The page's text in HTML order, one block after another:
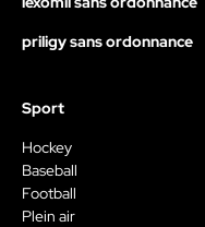
priligy sans ordonnance
Sport
Hockey
Baseball
Football
Plein air